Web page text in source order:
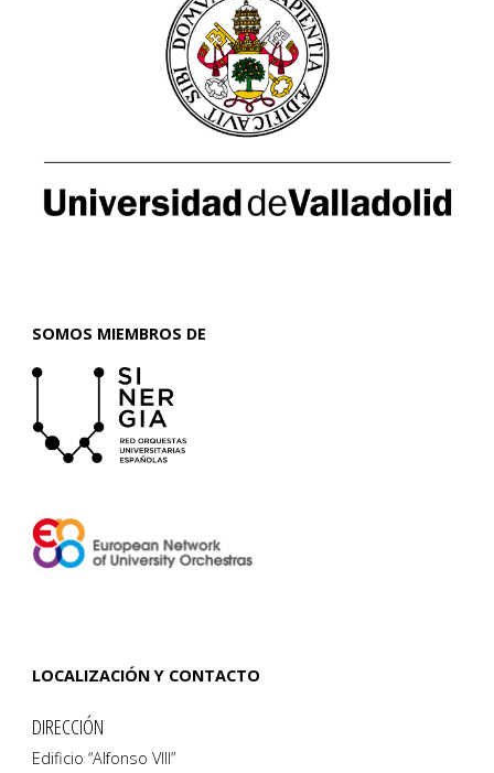
SOMOS MIEMBROS DE
LOCALIZACIÓN Y CONTACTO
DIRECCIÓN
Edificio “Alfonso VIII”